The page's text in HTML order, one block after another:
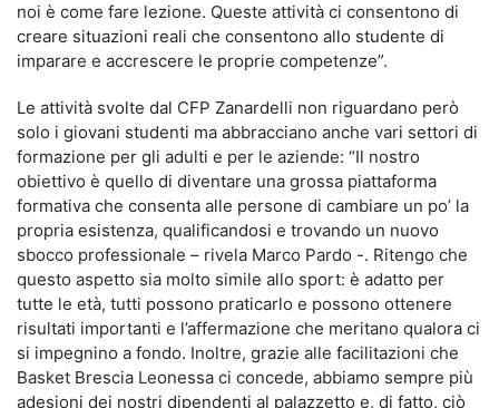
noi è come fare lezione. Queste attività ci consentono di
creare situazioni reali che consentono allo studente di
imparare e accrescere le proprie competenze”.
Le attività svolte dal CFP Zanardelli non riguardano però
solo i giovani studenti ma abbracciano anche vari settori di
formazione per gli adulti e per le aziende: “Il nostro
obiettivo è quello di diventare una grossa piattaforma
formativa che consenta alle persone di cambiare un po’ la
propria esistenza, qualificandosi e trovando un nuovo
sbocco professionale – rivela Marco Pardo -. Ritengo che
questo aspetto sia molto simile allo sport: è adatto per
tutte le età, tutti possono praticarlo e possono ottenere
risultati importanti e l’affermazione che meritano qualora ci
si impegnino a fondo. Inoltre, grazie alle facilitazioni che
Basket Brescia Leonessa ci concede, abbiamo sempre più
adesioni dei nostri dipendenti al palazzetto e, di fatto, ciò